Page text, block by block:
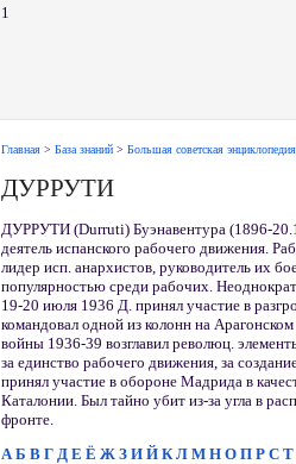
1
Главная > База знаний > Большая советская энциклопедия
ДУРРУТИ
ДУРРУТИ (Durruti) Буэнавентура (1896-
деятель испанского рабочего движения.
лидер исп. анархистов, руководитель их
популярностью среди рабочих.
19-20 июля 1936 Д. принял участие в
командовал одной из колонн на
войны 1936-39 возглавил революц.
за единство рабочего движения, за
принял участие в обороне Мадрида в
Каталонии. Был тайно убит из-за угла в
фронте.
А Б В Г Д Е Ё Ж З И Й К Л М Н О П Р С Т